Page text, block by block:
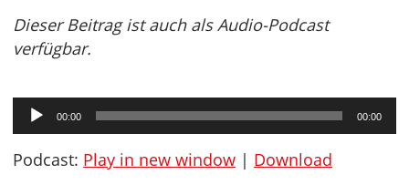
Dieser Beitrag ist auch als Audio-Podcast
verfügbar.
Audio-
Player
00:00 00:00
Podcast: Play in new window | Download